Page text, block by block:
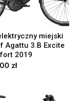
miejski
Agattu 3.B Excite
2019
zł